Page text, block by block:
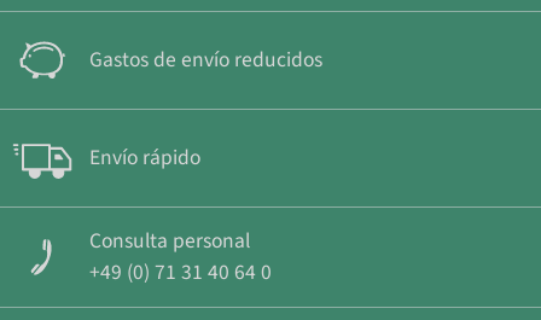
Gastos de envío reducidos
Envío rápido
Consulta personal
+49 (0) 71 31 40 64 0